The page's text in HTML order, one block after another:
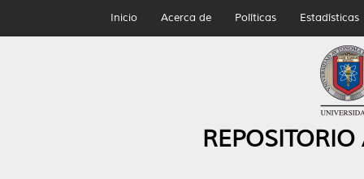
Inicio Acerca de Políticas Estadísticas